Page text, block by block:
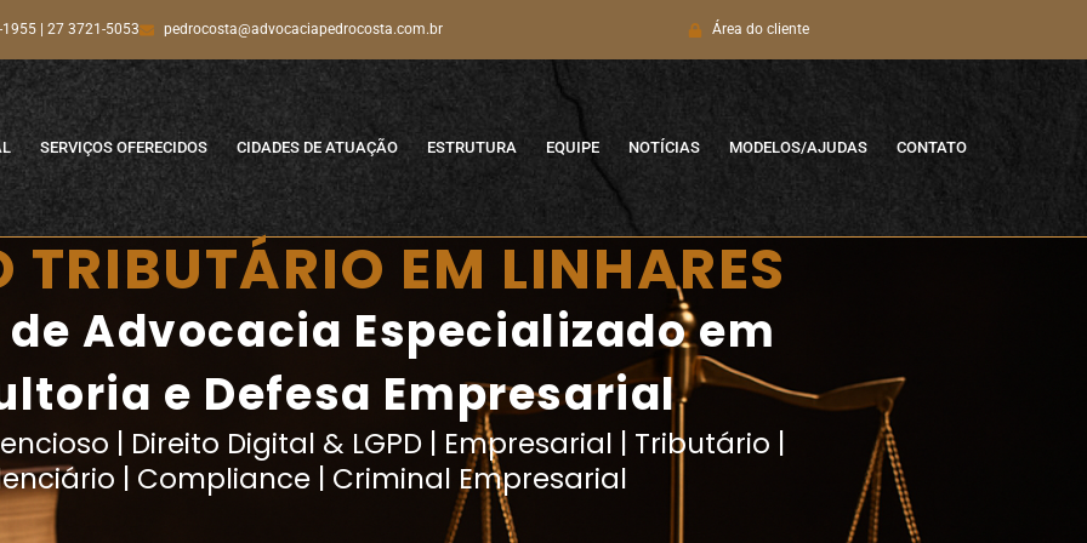
| 27 3721-5053 pedrocosta@advocaciapedrocosta.com.br Área do cliente
SERVIÇOS OFERECIDOS CIDADES DE ATUAÇÃO ESTRUTURA EQUIPE NOTÍCIAS MODELOS/AJUDAS CONTATO
TRIBUTÁRIO EM LINHARES
Advocacia Especializado em
e Defesa Empresarial
| Direito Digital & LGPD | Empresarial | Tributário |
| Compliance | Criminal Empresarial